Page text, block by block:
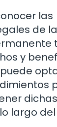
las
de la
y
dichas
largo